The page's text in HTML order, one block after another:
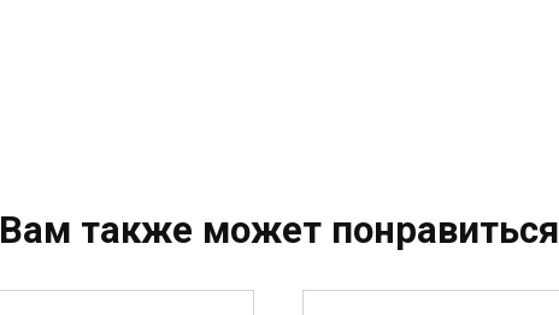
Вам также может понравиться